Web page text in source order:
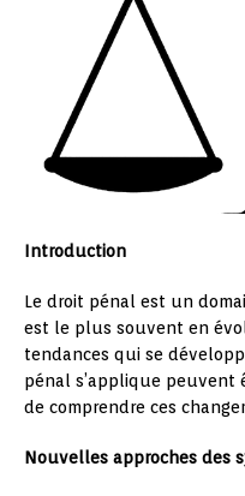
Introduction
Le droit pénal est un
est le plus souvent en
tendances qui se
pénal s’applique peuvent
de comprendre ces
Nouvelles approches des